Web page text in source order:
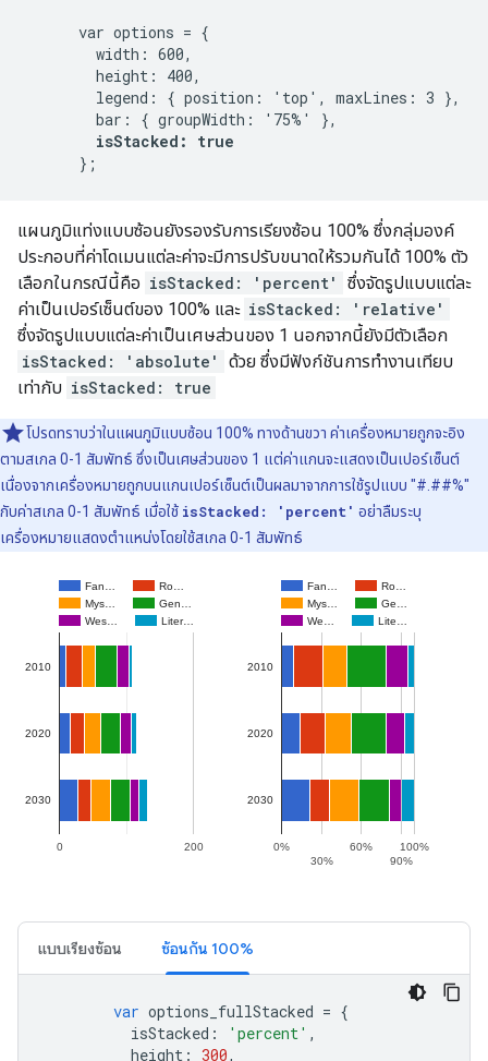
      var options = {
        width: 600,
        height: 400,
        legend: { position: 'top', maxLines: 3 },
        bar: { groupWidth: '75%' },
isStacked: true
แผนภูมิแท่งแบบซ้อนยังรองรับการเรียงซ้อน 100% ซึ่งกลุ่มองค์
ประกอบที่ค่าโดเมนแต่ละค่าจะมีการปรับขนาดให้รวมกันได้ 100% ตัว
เลือกในกรณีนี้คือ isStacked: 'percent'
ซึ่งจัดรูปแบบแต่ละ
ค่าเป็นเปอร์เซ็นต์ของ 100% และ isStacked: 'relative'
ซึ่งจัดรูปแบบแต่ละค่าเป็นเศษส่วนของ 1 นอกจากนี้ยังมีตัวเลือก
isStacked: 'absolute'
ด้วย ซึ่งมีฟังก์ชันการทำงานเทียบ
เท่ากับ isStacked: true
โปรดทราบว่าในแผนภูมิแบบซ้อน 100% ทางด้านขวา ค่าเครื่องหมายถูกจะอิง
ตามสเกล 0-1 สัมพัทธ์ ซึ่งเป็นเศษส่วนของ 1 แต่ค่าแกนจะแสดงเป็นเปอร์เซ็นต์
เนื่องจากเครื่องหมายถูกบนแกนเปอร์เซ็นต์เป็นผลมาจากการใช้รูปแบบ "#.##%"
กับค่าสเกล 0-1 สัมพัทธ์ เมื่อใช้ isStacked: 'percent' อย่าลืมระบุ
เครื่องหมายแสดงตำแหน่งโดยใช้สเกล 0-1 สัมพัทธ์
แบบเรียงซ้อน ซ้อนกัน 100%
var options_fullStacked = {
isStacked : 'percent' ,
height : 300,